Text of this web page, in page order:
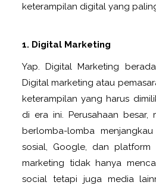
keterampilan digital yang
1. Digital Marketing
Yap. Digital Marketing
Digital marketing atau
keterampilan yang harus
di era ini. Perusahaan besar,
berlomba-lomba
sosial, Google, dan platform
marketing tidak hanya
social tetapi juga media